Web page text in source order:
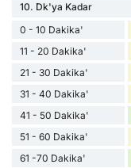
10. Dk'ya Kadar
0 - 10 Dakika'
11 - 20 Dakika'
21 - 30 Dakika'
31 - 40 Dakika'
41 - 50 Dakika'
51 - 60 Dakika'
61 -70 Dakika'